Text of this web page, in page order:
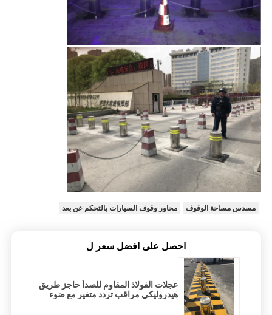
مسدس مساحة الوقوف محاور وقوف السيارات بالتحكم عن بعد
احصل على افضل سعر ل
عجلات الفولاذ المقاوم للصدأ حاجز طريق
هيدروليكي مراقب تردد متغير مع ضوء